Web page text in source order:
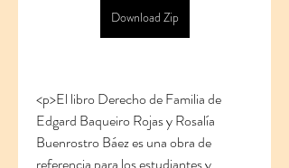
Download Zip
<p>El libro Derecho de Familia de
Edgard Baqueiro Rojas y Rosalía
Buenrostro Báez es una obra de